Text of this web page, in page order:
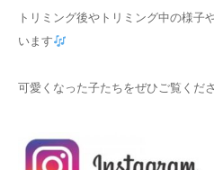
トリミング後やトリミング中の様子
います
可愛くなった子たちをぜひご覧くだ